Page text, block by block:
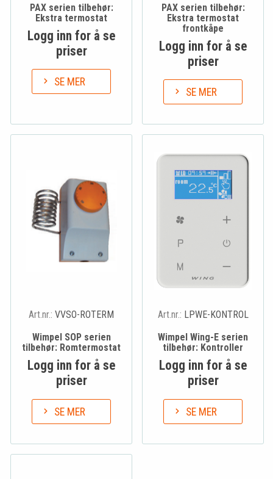
PAX serien tilbehør:
Ekstra termostat
Logg inn for å se
priser
SE MER
PAX serien tilbehør:
Ekstra termostat
frontkåpe
Logg inn for å se
priser
SE MER
Art.nr.: VVSO-ROTERM
Wimpel SOP serien
tilbehør: Romtermostat
Logg inn for å se
priser
SE MER
Art.nr.: LPWE-KONTROL
Wimpel Wing-E serien
tilbehør: Kontroller
Logg inn for å se
priser
SE MER